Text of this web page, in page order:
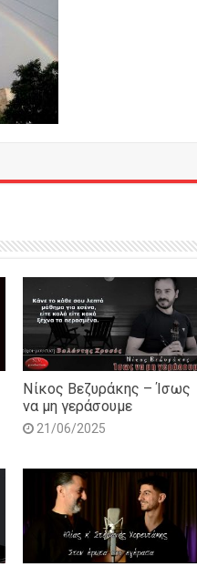
Νίκος Βεζυράκης – Ίσως
να μη γεράσουμε
21/06/2025